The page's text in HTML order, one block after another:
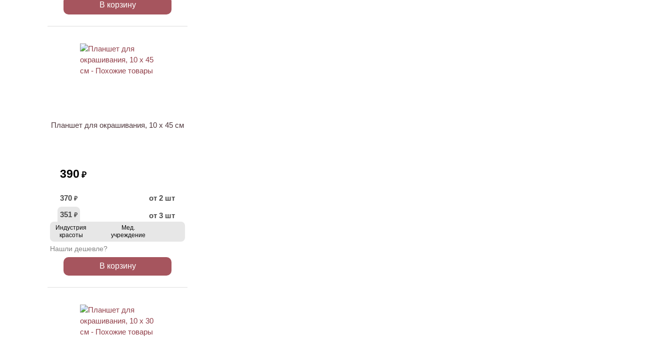
В корзину
Планшет для окрашивания, 10 х 45 см
390 ₽
370 ₽
от 2 шт
351 ₽ от 3 шт
Индустрия
красоты
Мед.
учреждение
Нашли дешевле?
В корзину